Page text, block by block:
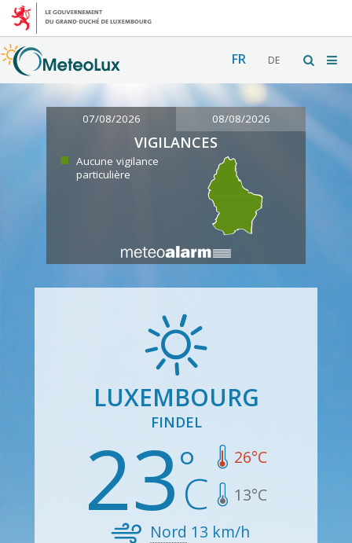
FR DE
07/08/2026 08/08/2026
VIGILANCES
Aucune vigilance
particulière
LUXEMBOURG
FINDEL
23 26°C
13°C
Nord 13 km/h